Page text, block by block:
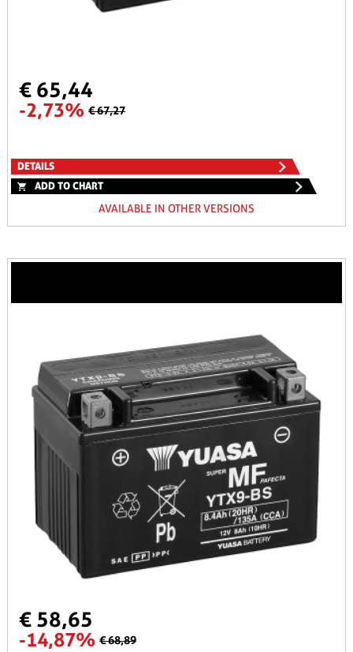
€ 65,44
-2,73% € 67,27
DETAILS
ADD TO CHART
AVAILABLE IN OTHER VERSIONS
€ 58,65
-14,87% € 68,89